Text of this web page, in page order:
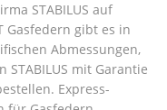
STABILUS auf
Gasfedern gibt es in
Abmessungen,
STABILUS mit Garantie
Express-